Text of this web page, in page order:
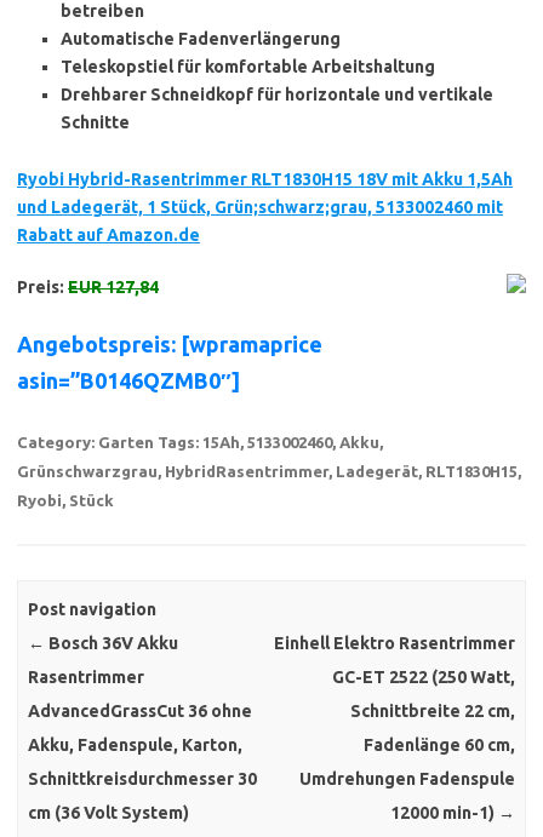
betreiben
Automatische Fadenverlängerung
Teleskopstiel für komfortable Arbeitshaltung
Drehbarer Schneidkopf für horizontale und vertikale
Schnitte
Ryobi Hybrid-Rasentrimmer RLT1830H15 18V mit Akku 1,5Ah
und Ladegerät, 1 Stück, Grün;schwarz;grau, 5133002460 mit
Rabatt auf Amazon.de
Preis: EUR 127,84
Angebotspreis: [wpramaprice
asin=”B0146QZMB0″]
Category: Garten Tags: 15Ah, 5133002460, Akku,
Grünschwarzgrau, HybridRasentrimmer, Ladegerät, RLT1830H15,
Ryobi, Stück
Post navigation
← Bosch 36V Akku
Rasentrimmer
AdvancedGrassCut 36 ohne
Akku, Fadenspule, Karton,
Schnittkreisdurchmesser 30
cm (36 Volt System)
Einhell Elektro Rasentrimmer
GC-ET 2522 (250 Watt,
Schnittbreite 22 cm,
Fadenlänge 60 cm,
Umdrehungen Fadenspule
12000 min-1) →